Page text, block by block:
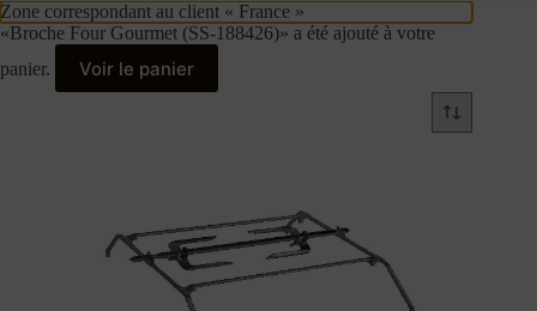
Zone correspondant au client « France »
«Broche Four Gourmet (SS-188426)» a été ajouté à votre
panier.
Voir le panier